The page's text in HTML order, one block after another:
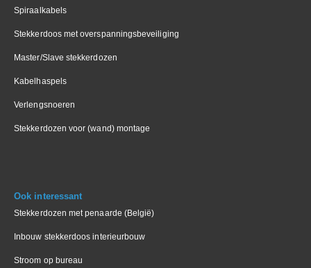
Spiraalkabels
Stekkerdoos met overspanningsbeveiliging
Master/Slave stekkerdozen
Kabelhaspels
Verlengsnoeren
Stekkerdozen voor (wand) montage
Ook interessant
Stekkerdozen met penaarde (België)
Inbouw stekkerdoos interieurbouw
Stroom op bureau